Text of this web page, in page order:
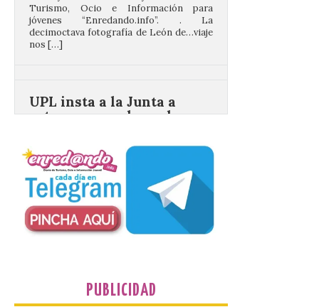
decimoctava fotografía de León de…viaje
nos […]
castillo del Asmesnal, un
BIC en estado de ruina
Un Bien de Interés
Cultural abandonado
desde 1949. Los
procuradores leonesistas
plantean que la Junta
riesgo de colapso. Los procuradores de
Unión del Pueblo […]PUBLICIDAD